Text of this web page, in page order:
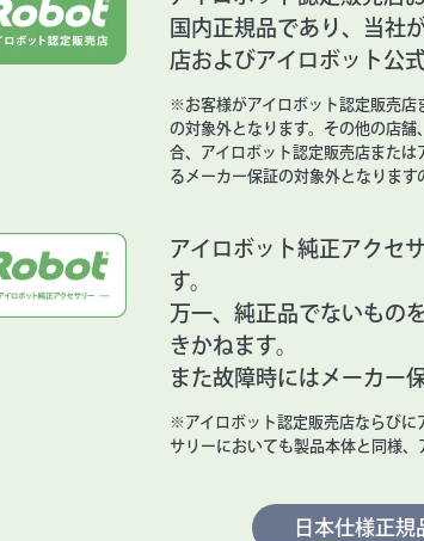
国内正規品であり、当社
店およびアイロボット公
※お客様がアイロボット認定販売店
の対象外となります。その他の店
合、アイロボット認定販売店また
るメーカー保証の対象外となります
アイロボット純正アクセ
す。
万一、純正品でないもの
きかねます。
また故障時にはメーカー
※アイロボット認定販売店ならびに
サリーにおいても製品本体と同様、
日本仕様正規